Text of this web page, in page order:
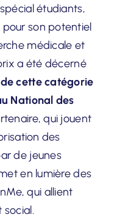
étudiants,
pour son potentiel
médicale et
a été décerné
cette catégorie
National des
qui jouent
des
de jeunes
en lumière des
qui allient